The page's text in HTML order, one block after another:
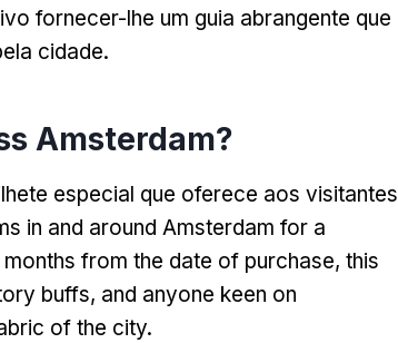
fornecer-lhe um guia abrangente que
cidade.
Amsterdam?
especial que oferece aos visitantes
in and around Amsterdam for a
months from the date of purchase, this
buffs, and anyone keen on
of the city.